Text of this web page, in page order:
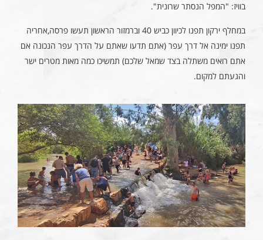
בוויז: "המפל הנסתר שרונית".
במחלף ירקון תפנו לכיוון כביש 40 וברמזור הראשון תעשו פרסה,אחריה
תפנו ימינה אל דרך עפר (אתם תדעו שאתם על הדרך עפר הנכונה אם
אתם רואים משתלה בצד שמאל שלכם) תמשיכו כמה מאות מטרים ישר
והגעתם למקום.